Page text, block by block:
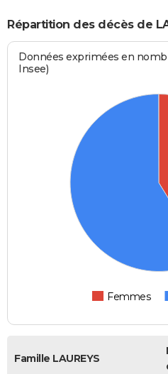
Répartition des décès de
Données exprimées en
Insee)
Femmes
Famille LAUREYS